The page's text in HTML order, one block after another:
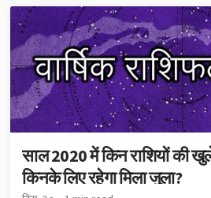
साल 2020 में किन राशियों की
किनके लिए रहेगा मिला जुला?